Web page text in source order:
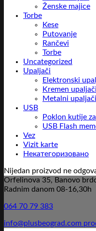
Ženske majice
Torbe
Kese
Putovanje
Rančevi
Torbe
Uncategorized
Upaljači
Elektronski
Kremen upaljači
Metalni upaljači
USB
Poklon kutije
USB Flash
Vez
Vizit karte
Некатегоризовано
Nijedan proizvod ne
Orfelinova 35, Banovo
Radnim danom 08-16,30h
064 70 79 383
info@plusbeograd.com